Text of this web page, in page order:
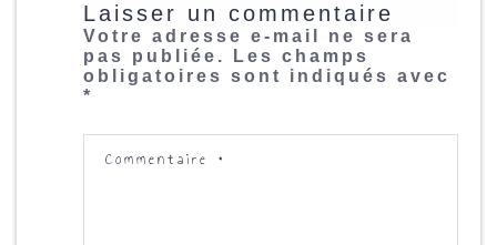
Laisser un commentaire
Votre adresse e-mail ne sera
pas publiée.
Les champs
obligatoires sont indiqués avec
*
Commentaire *